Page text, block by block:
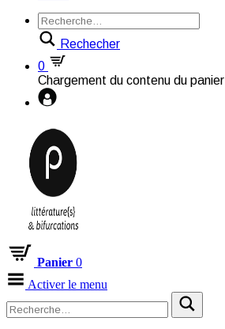
Rechecher
0
Chargement du contenu du panier
Panier 0
Activer le menu